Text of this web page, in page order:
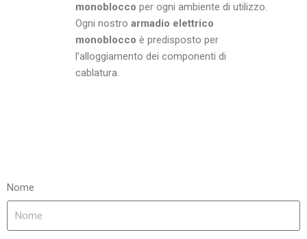
monoblocco per ogni ambiente di utilizzo.
Ogni nostro armadio elettrico
monoblocco è predisposto per
l’alloggiamento dei componenti di
cablatura.
Nome